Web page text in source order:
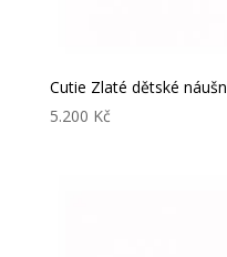
Cutie Zlaté dětské
5.200 Kč